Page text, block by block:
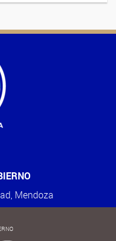
Mendoza